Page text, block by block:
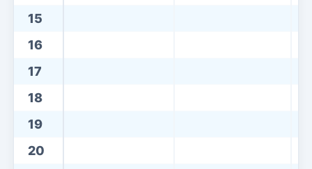
15
16
17
18
19
20